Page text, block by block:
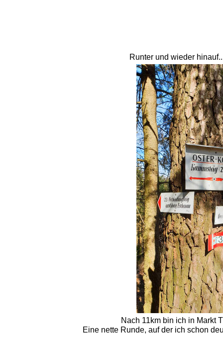
Runter und wieder
Nach 11km bin ich in Markt
Eine nette Runde, auf der ich schon